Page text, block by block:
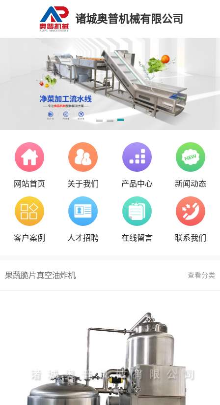
诸城奥普机械有限公司
网站首页 关于我们 产品中心 新闻动态
客户案例 人才招聘 在线留言 联系我们
果蔬脆片真空油炸机 查看分类